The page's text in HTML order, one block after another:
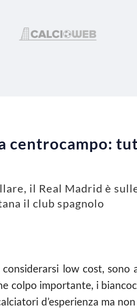
centrocampo:
il Real Madrid è
il club spagnolo
low cost, sono
colpo importante, i
d’esperienza ma